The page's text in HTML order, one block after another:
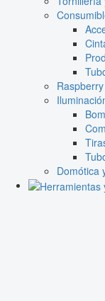
Domótica